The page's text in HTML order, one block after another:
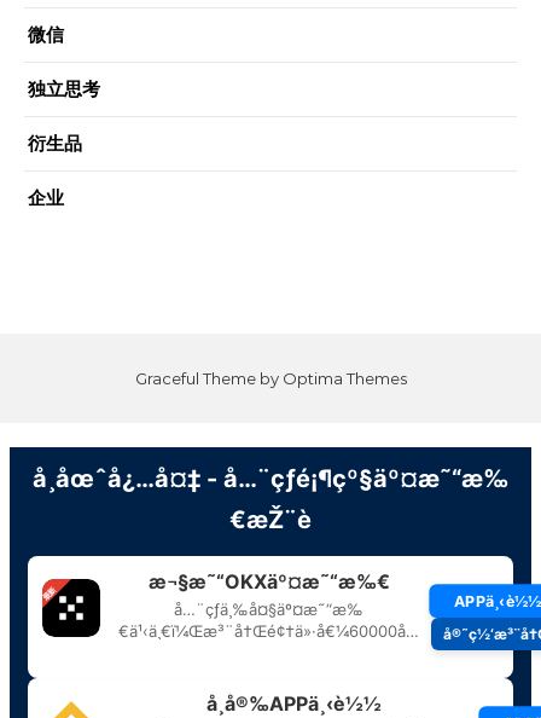
微信
独立思考
衍生品
企业
Graceful Theme by Optima Themes